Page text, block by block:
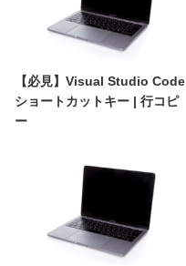
【必見】Visual Studio Code
ショートカットキー | 行コピ
ー